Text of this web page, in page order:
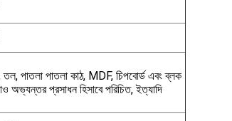
পাতলা পাতলা কাঠ, MDF, চিপবোর্ড এবং ব্লক
অভ্যন্তর প্রসাধন হিসাবে পরিচিত, ইত্যাদি